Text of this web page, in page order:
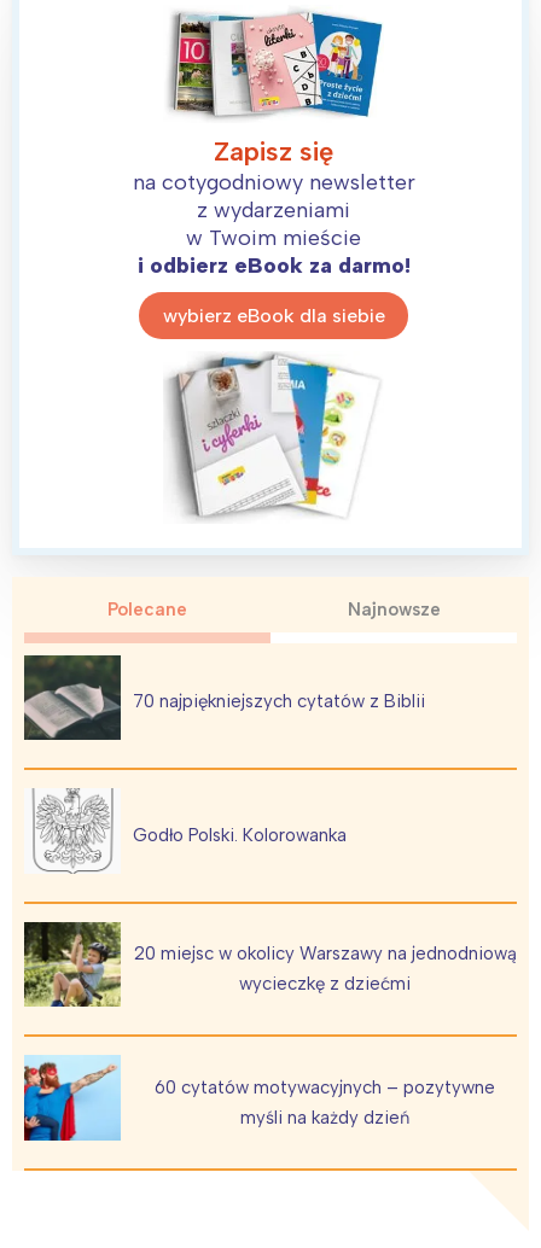
Zapisz się
na cotygodniowy newsletter
z wydarzeniami
w Twoim mieście
i odbierz eBook za darmo!
wybierz eBook dla siebie
Polecane Najnowsze
70 najpiękniejszych cytatów z Biblii
Godło Polski. Kolorowanka
20 miejsc w okolicy Warszawy na jednodniową
wycieczkę z dziećmi
60 cytatów motywacyjnych – pozytywne
myśli na każdy dzień